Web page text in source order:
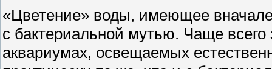
«Цветение» воды, имеющее вначале
с бактериальной мутью. Чаще
аквариумах, освещаемых